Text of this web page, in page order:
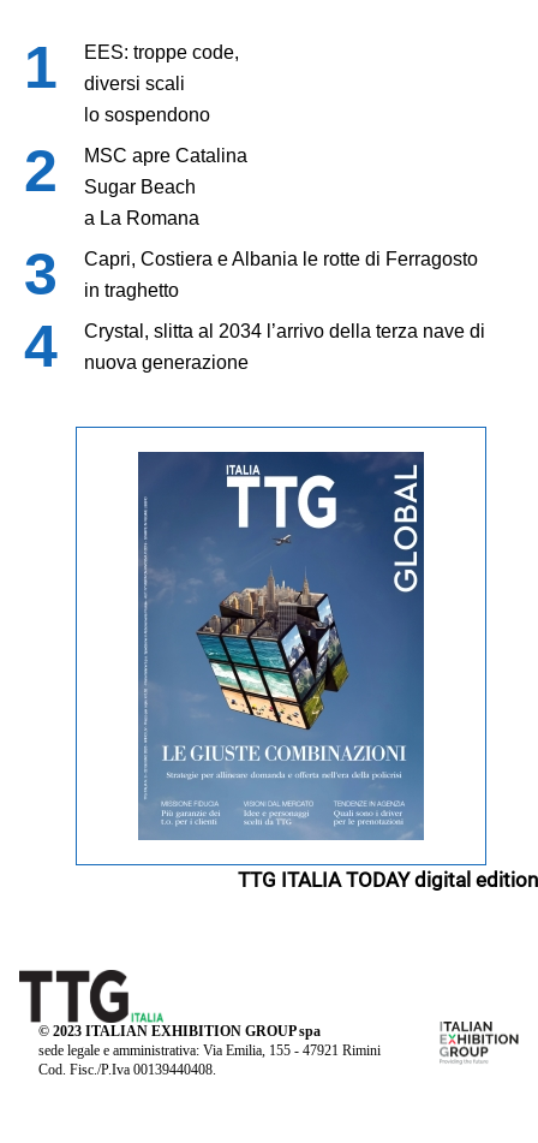
EES: troppe code,
diversi scali
lo sospendono
MSC apre Catalina
Sugar Beach
a La Romana
Capri, Costiera e Albania le rotte di Ferragosto
in traghetto
Crystal, slitta al 2034 l’arrivo della terza nave di
nuova generazione
TTG ITALIA TODAY digital edition
© 2023 ITALIAN EXHIBITION GROUP spa
sede legale e amministrativa: Via Emilia, 155 - 47921 Rimini
Cod. Fisc./P.Iva 00139440408.